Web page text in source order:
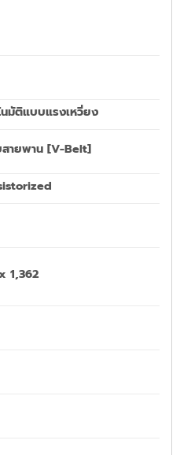
มัติแบบแรงเหวี่ยง
ายพาน [V-Belt]
1,362